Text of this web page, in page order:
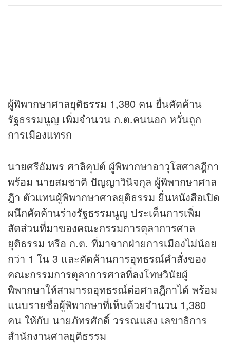
ผู้พิพากษาศาลยุติธรรม 1,380 คน ยื่นคัดค้าน
รัฐธรรมนูญ เพิ่มจำนวน ก.ต.คนนอก หวั่นถูก
การเมืองแทรก
นายศรีอัมพร ศาลิคุปต์ ผู้พิพากษาอาวุโสศาลฎีกา
พร้อม นายสมชาติ ปัญญาวินิจกุล ผู้พิพากษาศาล
ฎีา ตัวแทนผู้พิพากษาศาลยุติธรรม ยื่นหนังสือเปิด
ผนึกคัดค้านร่างรัฐธรรมนูญ ประเด็นการเพิ่ม
สัดส่วนที่มาของคณะกรรมการตุลาการศาล
ยุติธรรม หรือ ก.ต. ที่มาจากฝ่ายการเมืองไม่น้อย
กว่า 1 ใน 3 และคัดค้านการอุทธรณ์คำสั่งของ
คณะกรรมการตุลาการศาลที่ลงโทษวินัยผู้
พิพากษาให้สามารถอุทธรณ์ต่อศาลฎีกาได้ พร้อม
แนบรายชื่อผู้พิพากษาที่เห็นด้วยจำนวน 1,380
คน ให้กับ นายภัทรศักดิ์ วรรณแสง เลขาธิการ
สำนักงานศาลยุติธรรม